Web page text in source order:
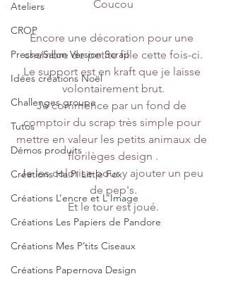
Ateliers
CROP
Presse/Salon Version Scrap
Idées créations Noël
Challenges groupe
Tutos
Démos produits
Créations Ha.Pi Little Fox
Créations L’encre et L'Image
Créations Les Papiers de Pandore
Créations Mes P’tits Ciseaux
Créations Papernova Design
Coucou
Encore une décoration pour une
chambre de petite fille cette fois-ci.
Le support est en kraft que je laisse
volontairement brut.
Je commence par un fond de
comptoir du scrap très simple pour
mettre en valeur les petits animaux de
florilèges design .
Je les colorise pour y ajouter un peu
de pep's.
Et le tour est joué.